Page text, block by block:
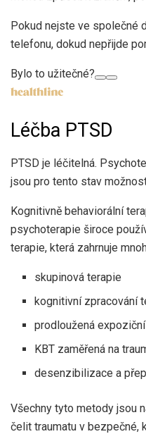
Pokud nejste ve společné
telefonu, dokud nepřijde
Bylo to užitečné?
Léčba PTSD
PTSD je léčitelná.
jsou pro tento stav
Kognitivně behaviorální
psychoterapie široce
terapie, která zahrnuje
skupinová terapie
kognitivní zpracování
prodloužená
KBT zaměřená na
desenzibilizace a
Všechny tyto metody jsou
čelit traumatu v bezpečné,